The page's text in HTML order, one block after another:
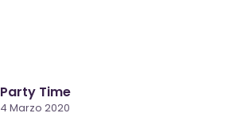
Party Time
4 Marzo 2020